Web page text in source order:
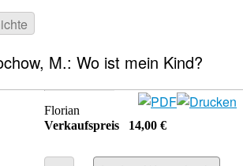
M.: Wo ist mein Kind?
Verkaufspreis 14,00 €
Florian